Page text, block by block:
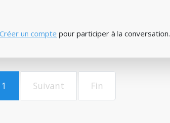
Créer un compte pour participer à la conversation.
1 Suivant Fin